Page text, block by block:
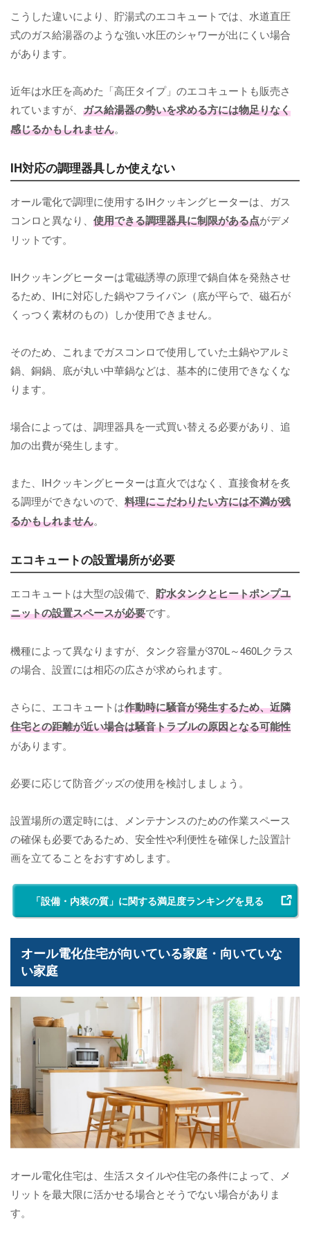
こうした違いにより、貯湯式のエコキュートでは、水道直圧
式のガス給湯器のような強い水圧のシャワーが出にくい場合
があります。
近年は水圧を高めた「高圧タイプ」のエコキュートも販売さ
れていますが、 ガス給湯器の勢いを求める方には物足りなく
感じるかもしれません。
IH対応の調理器具しか使えない
オール電化で調理に使用するIHクッキングヒーターは、ガス
コンロと異なり、 使用できる調理器具に制限がある点がデメ
リットです。
IHクッキングヒーターは電磁誘導の原理で鍋自体を発熱させ
るため、IHに対応した鍋やフライパン（底が平らで、磁石が
くっつく素材のもの）しか使用できません。
そのため、これまでガスコンロで使用していた土鍋やアルミ
鍋、銅鍋、底が丸い中華鍋などは、基本的に使用できなくな
ります。
場合によっては、調理器具を一式買い替える必要があり、追
加の出費が発生します。
また、IHクッキングヒーターは直火ではなく、直接食材を炙
る調理ができないので、 料理にこだわりたい方には不満が残
るかもしれません。
エコキュートの設置場所が必要
エコキュートは大型の設備で、 貯水タンクとヒートポンプユ
ニットの設置スペースが必要です。
機種によって異なりますが、タンク容量が370L～460Lクラス
の場合、設置には相応の広さが求められます。
さらに、エコキュートは作動時に騒音が発生するため、近隣
住宅との距離が近い場合は騒音トラブルの原因となる可能性
があります。
必要に応じて防音グッズの使用を検討しましょう。
設置場所の選定時には、メンテナンスのための作業スペース
の確保も必要であるため、安全性や利便性を確保した設置計
画を立てることをおすすめします。
「設備・内装の質」に関する満足度ランキングを見る
オール電化住宅が向いている家庭・向いていな
い家庭
オール電化住宅は、生活スタイルや住宅の条件によって、メ
リットを最大限に活かせる場合とそうでない場合がありま
す。